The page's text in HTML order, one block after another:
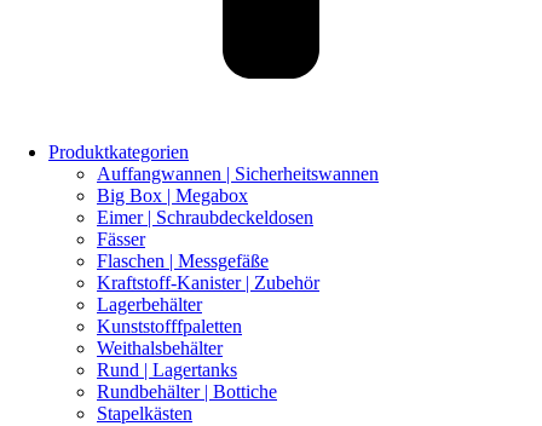
Produktkategorien
Auffangwannen | Sicherheitswannen
Big Box | Megabox
Eimer | Schraubdeckeldosen
Fässer
Flaschen | Messgefäße
Kraftstoff-Kanister | Zubehör
Lagerbehälter
Kunststofffpaletten
Weithalsbehälter
Rund | Lagertanks
Rundbehälter | Bottiche
Stapelkästen